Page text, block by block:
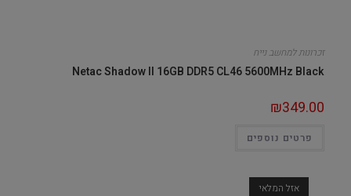
זכרונות למחשב נייח
Netac Shadow II 16GB DDR5 CL46 5600MHz Black
₪349.00
פרטים נוספים
אזל המלאי